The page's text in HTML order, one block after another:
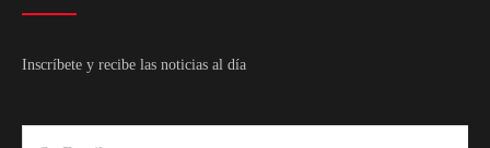
Inscríbete y recibe las noticias al día